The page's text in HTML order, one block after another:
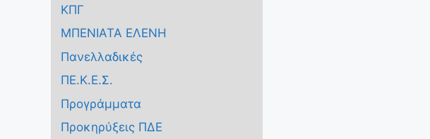
ΚΠΓ
ΜΠΕΝΙΑΤΑ ΕΛΕΝΗ
Πανελλαδικές
ΠΕ.Κ.Ε.Σ.
Προγράμματα
Προκηρύξεις ΠΔΕ